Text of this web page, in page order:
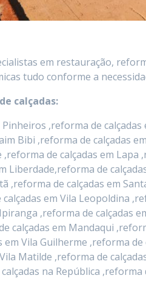
em restauração,
tudo conforme a
calçadas:
,reforma de
Bibi ,reforma de calçadas
de calçadas em
Liberdade,reforma de
,reforma de calçadas em
em Vila Leopoldina
,reforma de calçadas
calçadas em Mandaqui
Vila Guilherme ,reforma
Matilde ,reforma de
na República